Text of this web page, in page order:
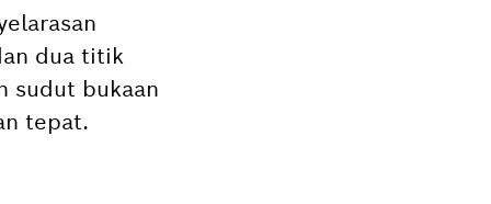
dua titik
sudut bukaan
tepat.